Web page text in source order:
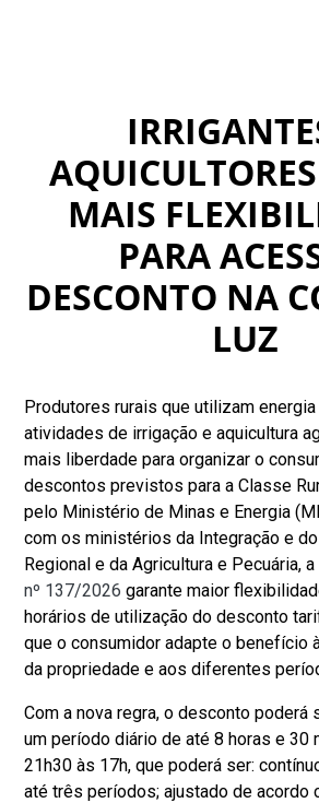
MAIS
PARA
DESCONTO NA
LUZ
Produtores rurais que utilizam
atividades de irrigação e aquicultura
mais liberdade para organizar o
descontos previstos para a Classe
pelo Ministério de Minas e Energia
com os ministérios da Integração e
Regional e da Agricultura e Pecuária, a
nº 137/2026 garante maior
horários de utilização do desconto
que o consumidor adapte o benefício
da propriedade e aos diferentes
Com a nova regra, o desconto poderá
um período diário de até 8 horas e 30
21h30 às 17h, que poderá ser:
até três períodos; ajustado de acordo